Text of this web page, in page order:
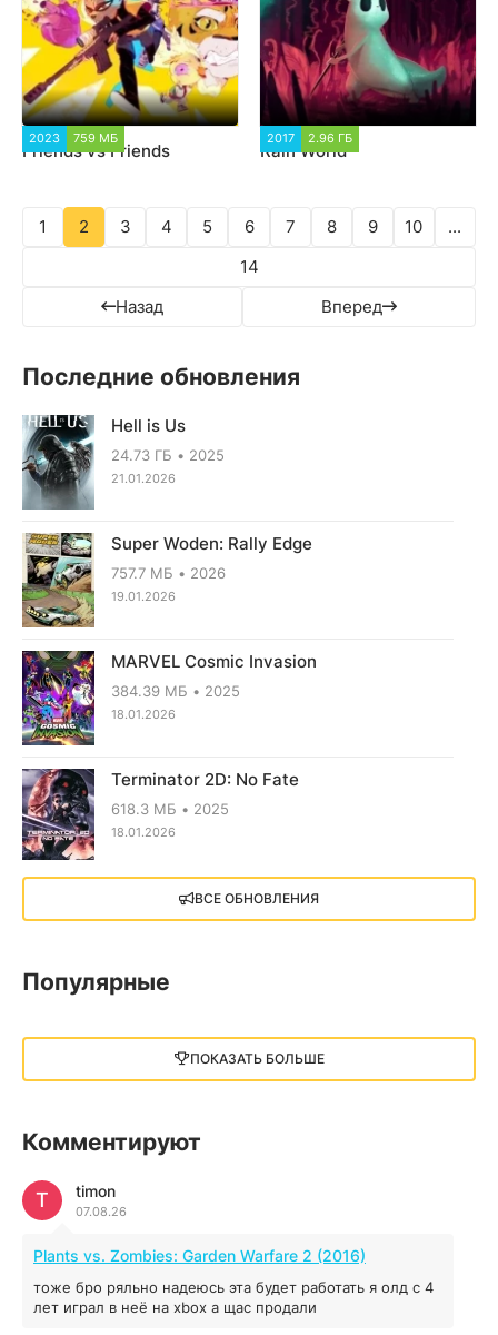
2023 759 МБ
Friends vs Friends
2017 2.96 ГБ
Rain World
Назад
1 2 3 4 5 6 7 8 9 10
...
14
Вперед
Последние обновления
Hell is Us
24.73 ГБ 2025
21.01.2026
Super Woden: Rally Edge
757.7 МБ 2026
19.01.2026
MARVEL Cosmic Invasion
384.39 МБ 2025
18.01.2026
Terminator 2D: No Fate
618.3 МБ 2025
18.01.2026
X4: Foundations (2018)
13.73 GB 2018
13 ГБ 2025
illWill
04.12.2025
MAFIA: THE OLD COUNTRY
44.98 ГБ 2025
04.12.2025
ВСЕ ОБНОВЛЕНИЯ
Популярные
ПОКАЗАТЬ БОЛЬШЕ
Комментируют
timon
07.08.26
T
Plants vs. Zombies: Garden Warfare 2 (2016)
тоже бро ряльно надеюсь эта будет работать я олд с 4
лет играл в неё на xbox а щас продали